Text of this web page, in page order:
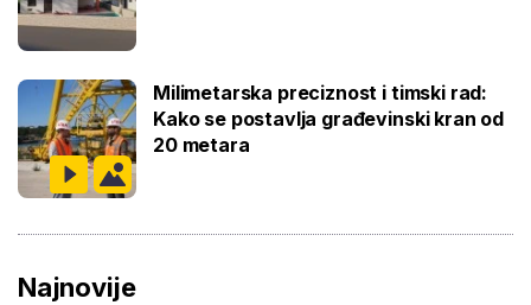
Milimetarska preciznost i timski rad:
Kako se postavlja građevinski kran od
20 metara
Najnovije